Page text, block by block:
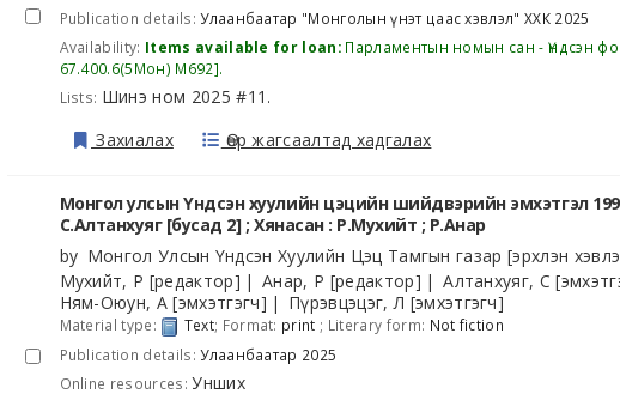
Publication details:Улаанбаатар "Монголын үнэт цаас хэвлэл" ХХК 2025
Availability: Items available for loan: Парламентын номын сан - Үндсэн
67.400.6(5Мон) М692 .
Lists: Шинэ ном 2025 #11 .
Захиалах Өөр жагсаалтад хадгалах
Монгол улсын Үндсэн хуулийн цэцийн шийдвэрийн эмхэтгэл
С.Алтанхуяг [бусад 2] ; Хянасан : Р.Мухийт ; Р.Анар
by Монгол Улсын Үндсэн Хуулийн Цэц Тамгын газар [эрхлэн
Мухийт, Р [редактор] Анар, Р [редактор] Алтанхуяг, С
Ням-Оюун, А [эмхэтгэгч] Пүрэвцэцэг, Л [эмхэтгэгч]
Material type: Text; Format: print ; Literary form: Not fiction
Publication details:Улаанбаатар 2025
Online resources:Унших